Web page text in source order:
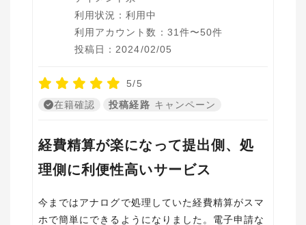
利用状況：利用中
利用アカウント数：31件〜50件
投稿日：2024/02/05
5/5
在籍確認
投稿経路 キャンペーン
経費精算が楽になって提出側、処
理側に利便性高いサービス
今まではアナログで処理していた経費精算がスマ
ホで簡単にできるようになりました。電子申請な